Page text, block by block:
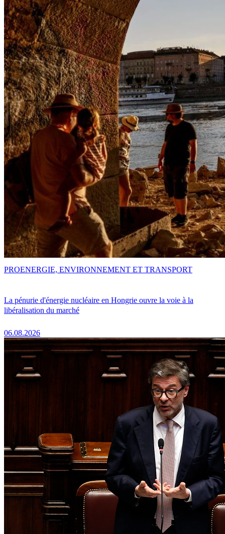
La pénurie d'énergie nucléaire en Hongrie ouvre la voie à la
libéralisation du marché
06.08.2026
PROENERGIE, ENVIRONNEMENT ET TRANSPORT